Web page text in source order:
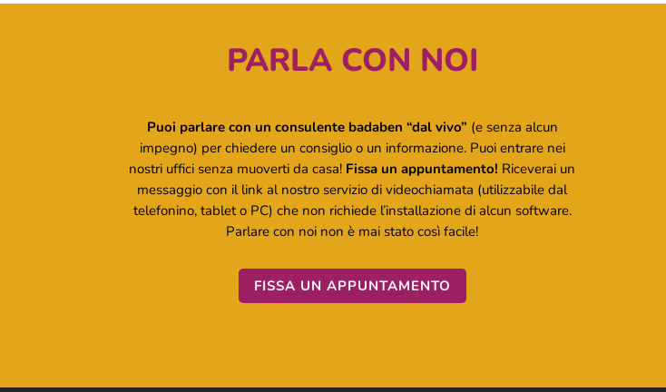
PARLA CON NOI
Puoi parlare con un consulente badaben “dal vivo” (e senza alcun
impegno) per chiedere un consiglio o un informazione. Puoi entrare nei
nostri uffici senza muoverti da casa! Fissa un appuntamento! Riceverai un
messaggio con il link al nostro servizio di videochiamata (utilizzabile dal
telefonino, tablet o PC) che non richiede l’installazione di alcun software.
Parlare con noi non è mai stato così facile!
FISSA UN APPUNTAMENTO